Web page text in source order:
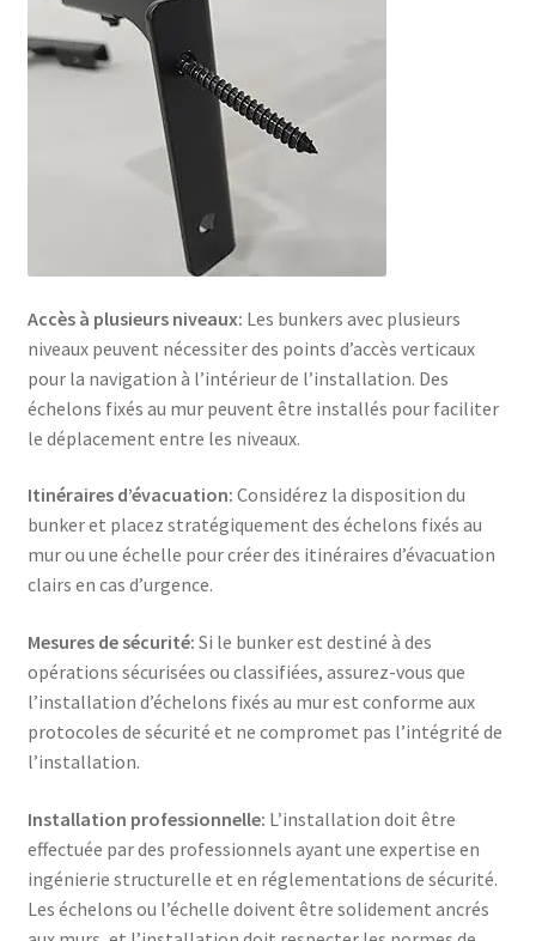
Accès à plusieurs niveaux: Les bunkers avec plusieurs
niveaux peuvent nécessiter des points d’accès verticaux
pour la navigation à l’intérieur de l’installation. Des
échelons fixés au mur peuvent être installés pour faciliter
le déplacement entre les niveaux.
Itinéraires d’évacuation: Considérez la disposition du
bunker et placez stratégiquement des échelons fixés au
mur ou une échelle pour créer des itinéraires d’évacuation
clairs en cas d’urgence.
Mesures de sécurité: Si le bunker est destiné à des
opérations sécurisées ou classifiées, assurez-vous que
l’installation d’échelons fixés au mur est conforme aux
protocoles de sécurité et ne compromet pas l’intégrité de
l’installation.
Installation professionnelle: L’installation doit être
effectuée par des professionnels ayant une expertise en
ingénierie structurelle et en réglementations de sécurité.
Les échelons ou l’échelle doivent être solidement ancrés